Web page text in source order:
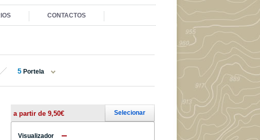
CONTACTOS
5 Portela
a partir de 9,50€ Selecionar
Visualizador